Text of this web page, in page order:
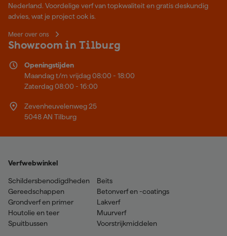
Nederland. Voordelige verf van topkwaliteit en gratis deskundig
advies, wat je project ook is.
Meer over ons
Showroom in Tilburg
Openingstijden
Maandag t/m vrijdag 08:00 - 18:00
Zaterdag 08:00 - 16:00
Zevenheuvelenweg 25
5048 AN Tilburg
Verfwebwinkel
Schildersbenodigdheden
Gereedschappen
Grondverf en primer
Houtolie en teer
Spuitbussen
Beits
Betonverf en -coatings
Lakverf
Muurverf
Voorstrijkmiddelen